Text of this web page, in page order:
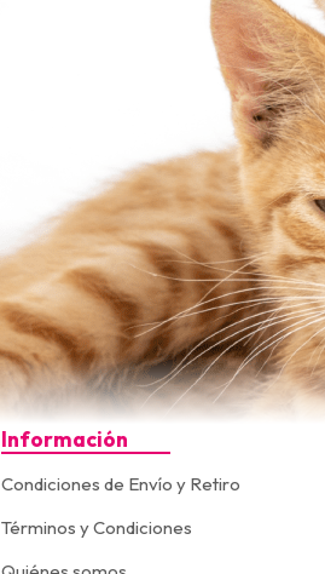
Información
Condiciones de Envío y Retiro
Términos y Condiciones